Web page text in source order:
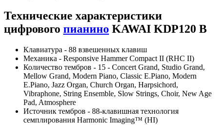
Технические характеристики
цифрового пианино KAWAI KDP120 B
Клавиатура - 88 взвешенных клавиш
Механика - Responsive Hammer Compact II (RHC II)
Количество тембров - 15 - Concert Grand, Studio Grand,
Mellow Grand, Modern Piano, Classic E.Piano, Modern
E.Piano, Jazz Organ, Church Organ, Harpsichord,
Vibraphone, String Ensemble, Slow Strings, Choir, New Age
Pad, Atmosphere
Источник тембров - 88-клавишная технология
семплирования Harmonic Imaging™ (HI)